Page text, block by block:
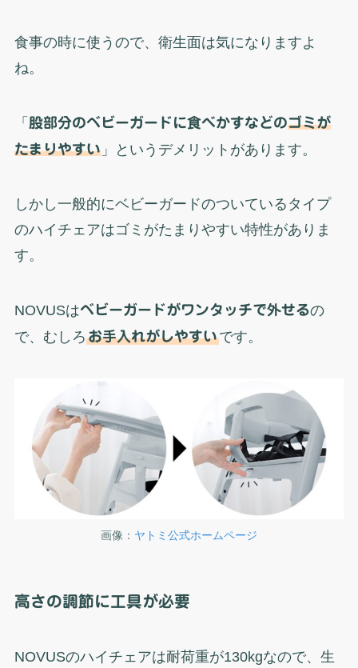
食事の時に使うので、衛生面は気になりますよ
ね。
「 股部分のベビーガードに食べかすなどのゴミが
たまりやすい」というデメリットがあります。
しかし一般的にベビーガードのついているタイプ
のハイチェアはゴミがたまりやすい特性がありま
す。
NOVUSはベビーガードがワンタッチで外せるの
で、むしろ お手入れがしやすいです。
画像： ヤトミ公式ホームページ
高さの調節に工具が必要
NOVUSのハイチェアは耐荷重が130kgなので、生